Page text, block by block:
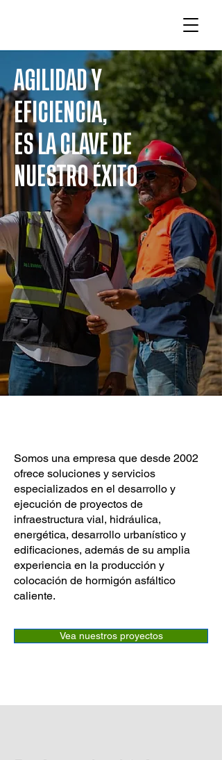
AGILIDAD Y
EFICIENCIA,
ES LA CLAVE DE
NUESTRO ÉXITO
Somos una empresa que desde 2002
ofrece soluciones y servicios
especializados en el desarrollo y
ejecución de proyectos de
infraestructura vial, hidráulica,
energética, desarrollo urbanístico y
edificaciones, además de su amplia
experiencia en la producción y
colocación de hormigón asfáltico
caliente.
Vea nuestros proyectos